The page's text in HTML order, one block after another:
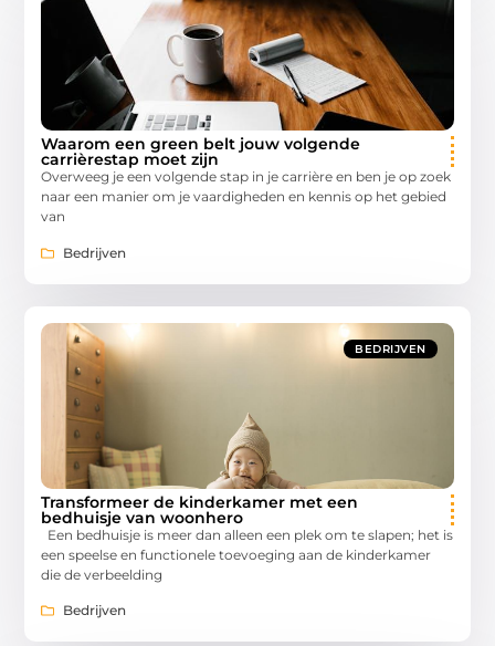
Waarom een green belt jouw volgende
carrièrestap moet zijn
Overweeg je een volgende stap in je carrière en ben je op zoek
naar een manier om je vaardigheden en kennis op het gebied
van
Bedrijven
BEDRIJVEN
Transformeer de kinderkamer met een
bedhuisje van woonhero
Een bedhuisje is meer dan alleen een plek om te slapen; het is
een speelse en functionele toevoeging aan de kinderkamer
die de verbeelding
Bedrijven